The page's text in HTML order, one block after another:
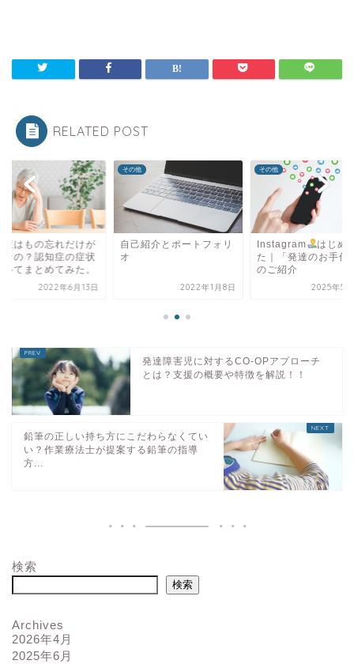
RELATED POST
症はもの忘れだけが
なの？認知症の症状
いてまとめてみた。
2022年6月13日
その他
自己紹介とポートフォリ
オ
2022年1月8日
その他
Instagram
はじめ
た｜「発達のお手伝
のご紹介
2025年5
発達障害児に対するCO-OPアプローチ
とは？支援の概要や特徴を解説！！
鉛筆の正しい持ち方にこだわらなくてい
い？作業療法士が提案する鉛筆の指導
方...
検索
検索
Archives
2026年4月
2025年6月